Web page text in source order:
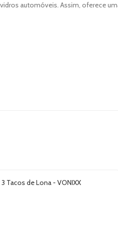
automóveis. Assim, oferece